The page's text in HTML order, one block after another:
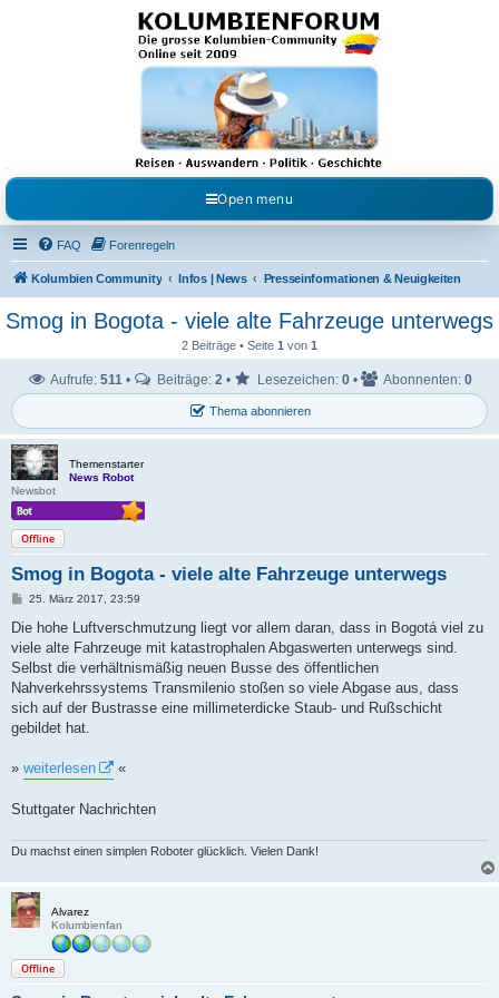
Kolumbienforum - Das
grosse Forum der
Freunde Kolumbiens
Reisen, Auswandern, Kultur, Politik, Geschichte und Visum in Kolumbien und Venezuela.
Austausch, Erfahrungen und Gemeinschaft im Kolumbienforum
Open menu
FAQ Forenregeln
Kolumbien Community Infos | News Presseinformationen & Neuigkeiten
Smog in Bogota - viele alte Fahrzeuge unterwegs
2 Beiträge • Seite 1 von 1
Thema abonnieren
Aufrufe: 511 • Beiträge: 2 • Lesezeichen: 0• Abonnenten: 0
Themenstarter
News Robot
Newsbot
Offline
Smog in Bogota - viele alte Fahrzeuge unterwegs
B
i
r
a
25. März 2017, 23:59
Die hohe Luftverschmutzung liegt vor allem daran, dass in Bogotá viel zu
viele alte Fahrzeuge mit katastrophalen Abgaswerten unterwegs sind.
Selbst die verhältnismäßig neuen Busse des öffentlichen
Nahverkehrssystems Transmilenio stoßen so viele Abgase aus, dass
sich auf der Bustrasse eine millimeterdicke Staub- und Rußschicht
gebildet hat.
» weiterlesen «
Stuttgater Nachrichten
Du machst einen simplen Roboter glücklich. Vielen Dank!
Alvarez
Kolumbienfan
Offline